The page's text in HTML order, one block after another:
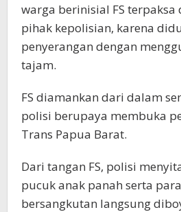
warga berinisial FS terpaksa
pihak kepolisian, karena
penyerangan dengan
tajam.
FS diamankan dari dalam
polisi berupaya membuka
Trans Papua Barat.
Dari tangan FS, polisi
pucuk anak panah serta
bersangkutan langsung